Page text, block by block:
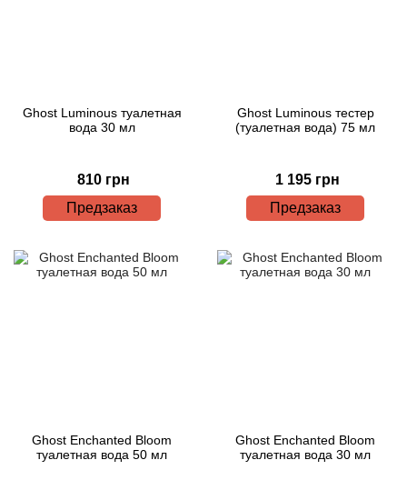
Ghost Luminous туалетная
вода 30 мл
810 грн
Предзаказ
Ghost Luminous тестер
(туалетная вода) 75 мл
1 195 грн
Предзаказ
Ghost Enchanted Bloom
туалетная вода 50 мл
Ghost Enchanted Bloom
туалетная вода 30 мл